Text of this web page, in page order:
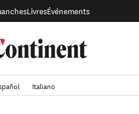
LivresÉvénements
Italiano